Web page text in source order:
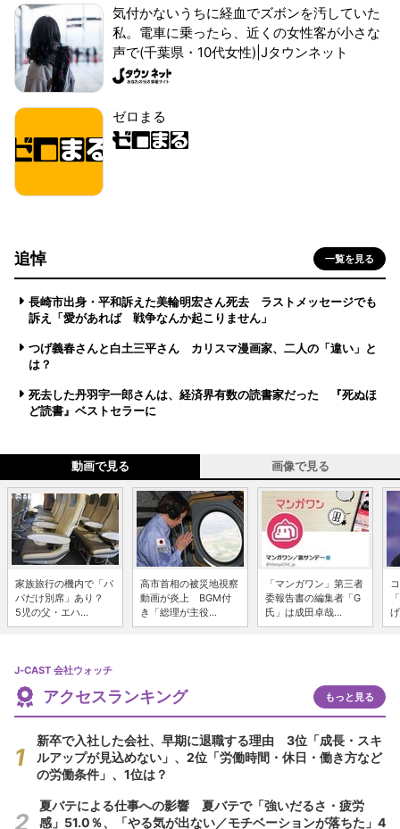
気付かないうちに経血でズボンを汚していた
私。電車に乗ったら、近くの女性客が小さな
声で(千葉県・10代女性)|Jタウンネット
ゼロまる
追悼 一覧を見る
長崎市出身・平和訴えた美輪明宏さん死去 ラストメッセージでも
訴え「愛があれば 戦争なんか起こりません」
つげ義春さんと白土三平さん カリスマ漫画家、二人の「違い」と
は？
死去した丹羽宇一郎さんは、経済界有数の読書家だった 『死ぬほ
ど読書』ベストセラーに
動画で見る 画像で見る
家族旅行の機内で「パ
パだけ別席」あり？
5児の父・エハ...
高市首相の被災地視察
動画が炎上 BGM付
き「総理が主役...
「マンガワン」第三者
委報告書の編集者「G
氏」は成田卓哉...
J-CAST 会社ウォッチ
アクセスランキング もっと見る
新卒で入社した会社、早期に退職する理由 3位「成長・スキ
ルアップが見込めない」、2位「労働時間・休日・働き方など
の労働条件」、1位は？
夏バテによる仕事への影響 夏バテで「強いだるさ・疲労
感」51.0％、「やる気が出ない／モチベーションが落ちた」4